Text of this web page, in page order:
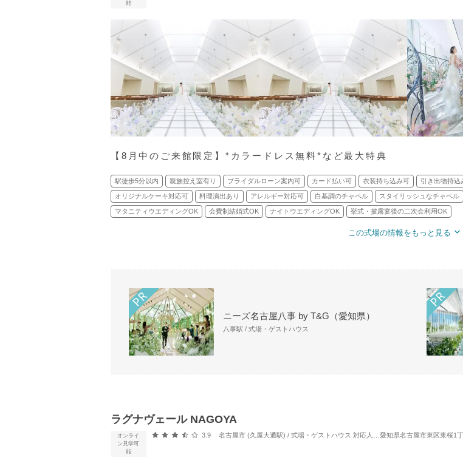
能
【8月中のご来館限定】*カラードレス無料*など最大特典
駅徒歩5分以内 親族控え室有り ブライダルローン案内可 カード払い可 衣装持ち込み可 引き出物持込
オリジナルケーキ対応可 料理演出あり アレルギー対応可 白基調のチャペル スタイリッシュなチャペル
マタニティウエディングOK 会費制結婚式OK ナイトウエディングOK 挙式・披露宴後の二次会利用OK
この式場の情報をもっと見る
ニーズ名古屋八事 by T&G（愛知県）
八事駅 / 式場・ゲストハウス
ラグナヴェール NAGOYA
オンライ
ン見学可
能
口コミ評価
3.9 名古屋市 (久屋大通駅) / 式場・ゲストハウス 対応人数: 着席：2名 ～ 100名 挙式
愛知県名古屋市東区東桜1